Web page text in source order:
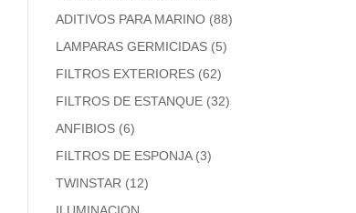
ADITIVOS PARA MARINO (88)
LAMPARAS GERMICIDAS (5)
FILTROS EXTERIORES (62)
FILTROS DE ESTANQUE (32)
ANFIBIOS (6)
FILTROS DE ESPONJA (3)
TWINSTAR (12)